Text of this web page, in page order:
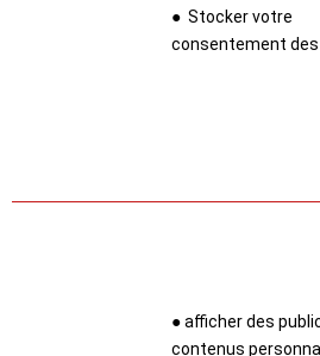
● Stocker votre
consentement
● afficher des
contenus